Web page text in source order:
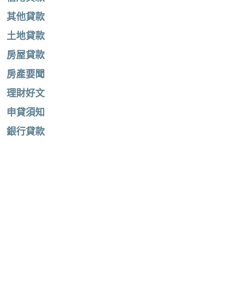
其他貸款
土地貸款
房屋貸款
房產要聞
理財好文
申貸須知
銀行貸款